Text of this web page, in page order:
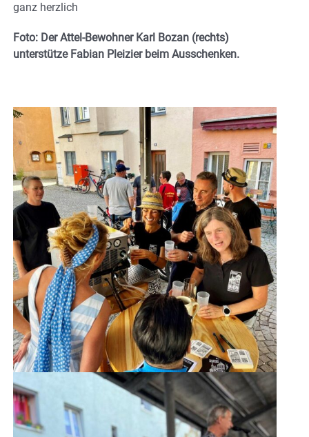
ganz herzlich
Foto: Der Attel-Bewohner Karl Bozan (rechts)
unterstütze Fabian Pleizier beim Ausschenken.